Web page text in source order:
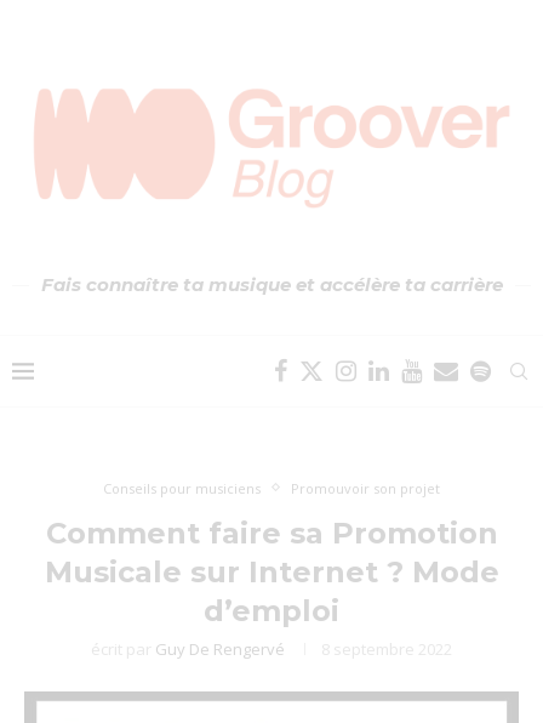
Fais connaître ta musique et accélère ta carrière
Conseils pour musiciens Promouvoir son projet
Comment faire sa Promotion
Musicale sur Internet ? Mode
d’emploi
écrit par Guy De Rengervé 8 septembre 2022